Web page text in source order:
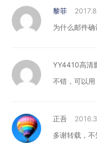
黎菲
为什么邮件确
YY4410高清
不错，可以用
正吾
多谢转载，